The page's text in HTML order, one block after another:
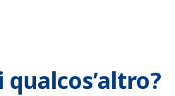
qualcos’altro?